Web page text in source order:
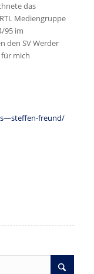
das
Mediengruppe
95 im
den SV Werder
mich
freund/